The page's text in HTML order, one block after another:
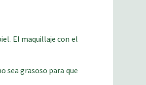
El maquillaje con el
sea grasoso para que